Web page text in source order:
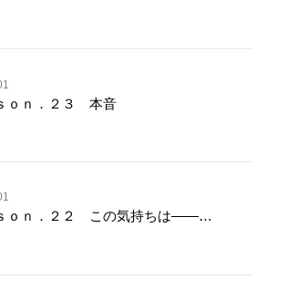
ｏｎ．２３ 本音
ｏｎ．２２ この気持ちは――…